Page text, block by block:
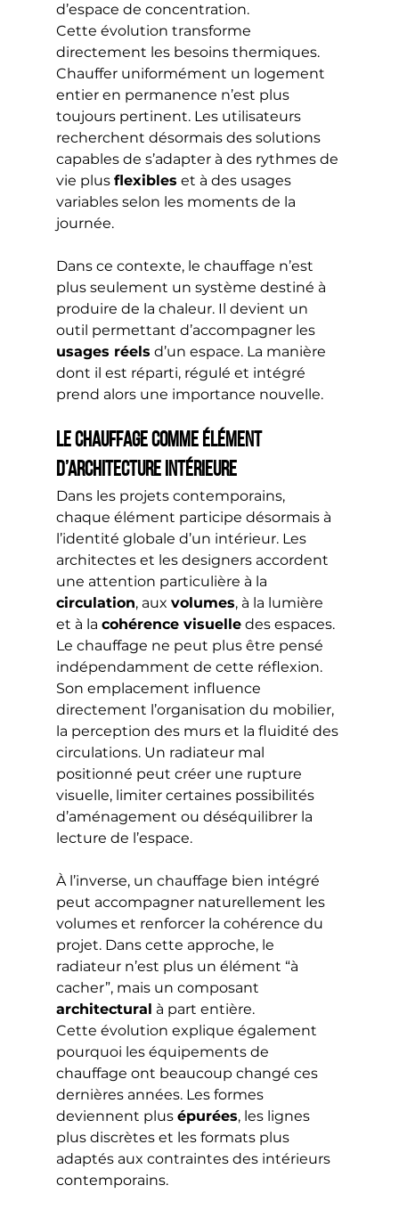
d’espace de concentration.
Cette évolution transforme
directement les besoins thermiques.
Chauffer uniformément un logement
entier en permanence n’est plus
toujours pertinent. Les utilisateurs
recherchent désormais des solutions
capables de s’adapter à des rythmes de
vie plus flexibles et à des usages
variables selon les moments de la
journée.
Dans ce contexte, le chauffage n’est
plus seulement un système destiné à
produire de la chaleur. Il devient un
outil permettant d’accompagner les
usages réels d’un espace. La manière
dont il est réparti, régulé et intégré
prend alors une importance nouvelle.
Le chauffage comme élément
d’architecture intérieure
Dans les projets contemporains,
chaque élément participe désormais à
l’identité globale d’un intérieur. Les
architectes et les designers accordent
une attention particulière à la
circulation, aux volumes, à la lumière
et à la cohérence visuelle des espaces.
Le chauffage ne peut plus être pensé
indépendamment de cette réflexion.
Son emplacement influence
directement l’organisation du mobilier,
la perception des murs et la fluidité des
circulations. Un radiateur mal
positionné peut créer une rupture
visuelle, limiter certaines possibilités
d’aménagement ou déséquilibrer la
lecture de l’espace.
À l’inverse, un chauffage bien intégré
peut accompagner naturellement les
volumes et renforcer la cohérence du
projet. Dans cette approche, le
radiateur n’est plus un élément “à
cacher”, mais un composant
architectural à part entière.
Cette évolution explique également
pourquoi les équipements de
chauffage ont beaucoup changé ces
dernières années. Les formes
deviennent plus épurées, les lignes
plus discrètes et les formats plus
adaptés aux contraintes des intérieurs
contemporains.